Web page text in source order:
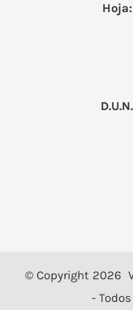
Hoja:
© Copyright 2026
-